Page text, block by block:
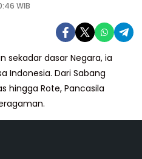
WIB
sekadar dasar Negara, ia
Indonesia. Dari Sabang
hingga Rote, Pancasila